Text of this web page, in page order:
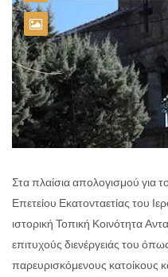
Στα πλαίσια απολογισμού για
Επετείου Εκατονταετίας του
ιστορική Τοπική Κοινότητα
επιτυχούς διενέργειάς του
παρευρισκόμενους κατοίκους